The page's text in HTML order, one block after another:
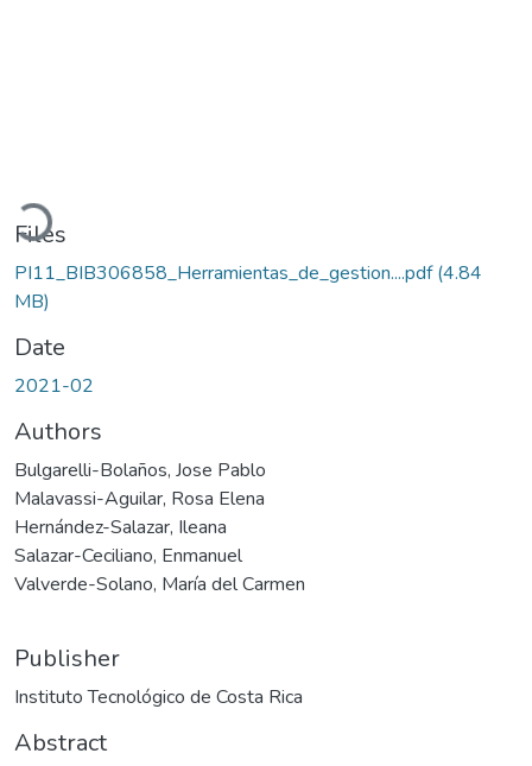
Loading...
Files
PI11_BIB306858_Herramientas_de_gestion....pdf(4.84
MB)
Date
2021-02
Authors
Bulgarelli-Bolaños, Jose Pablo
Malavassi-Aguilar, Rosa Elena
Hernández-Salazar, Ileana
Salazar-Ceciliano, Enmanuel
Valverde-Solano, María del Carmen
Publisher
Instituto Tecnológico de Costa Rica
Abstract